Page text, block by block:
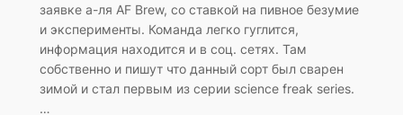
заявке а-ля AF Brew, со ставкой на пивное безумие
и эксперименты. Команда легко гуглится,
информация находится и в соц. сетях. Там
собственно и пишут что данный сорт был сварен
зимой и стал первым из серии science freak series.
…